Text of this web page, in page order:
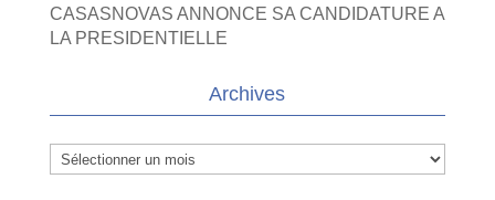
CASASNOVAS ANNONCE SA CANDIDATURE A
LA PRESIDENTIELLE
Archives
Archives